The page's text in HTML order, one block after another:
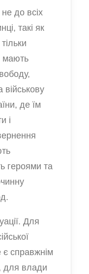
до всіх
такі як
мають
військову
де їм
і
героями та
Для
є справжнім
для влади